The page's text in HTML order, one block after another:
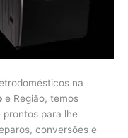
na
e Região, temos
para lhe
conversões e